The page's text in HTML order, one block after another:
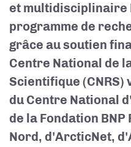
et multidisciplinaire
programme de
grâce au soutien
Centre National de
Scientifique (CNRS)
du Centre National
de la Fondation
Nord, d'ArcticNet,